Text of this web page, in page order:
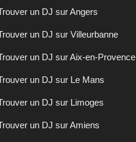
un DJ sur Angers
un DJ sur Villeurbanne
un DJ sur Aix-en-Provence
un DJ sur Le Mans
un DJ sur Limoges
un DJ sur Amiens